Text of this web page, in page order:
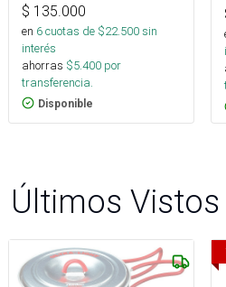
$ 135.000
en 6cuotas de $22.500sin
interés
ahorras $5.400 por
transferencia.
Disponible
Últimos Vistos